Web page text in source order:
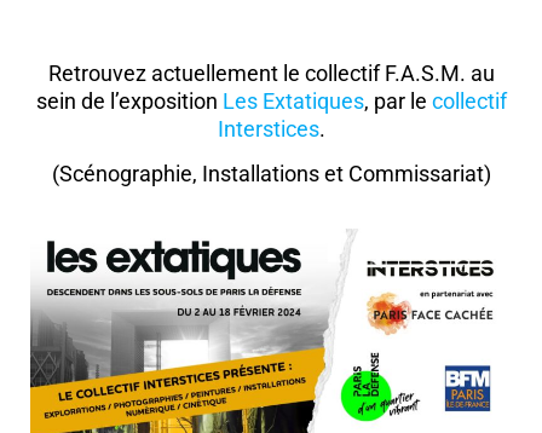
Retrouvez actuellement le collectif F.A.S.M. au
sein de l’exposition Les Extatiques, par le collectif
Interstices.
(Scénographie, Installations et Commissariat)